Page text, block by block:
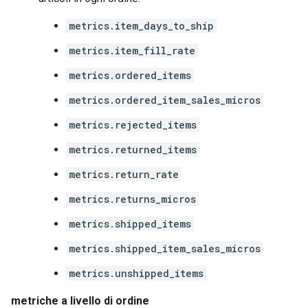
metrics.item_days_to_ship
metrics.item_fill_rate
metrics.ordered_items
metrics.ordered_item_sales_micros
metrics.rejected_items
metrics.returned_items
metrics.return_rate
metrics.returns_micros
metrics.shipped_items
metrics.shipped_item_sales_micros
metrics.unshipped_items
metriche a livello di ordine